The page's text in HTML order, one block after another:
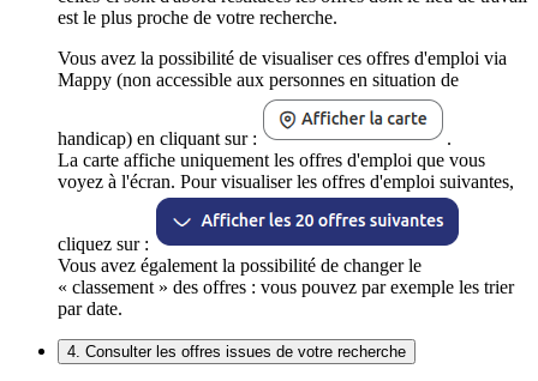
est le plus proche de votre recherche.
Vous avez la possibilité de visualiser ces offres d'emploi via
Mappy (non accessible aux personnes en situation de
handicap) en cliquant sur :
.
La carte affiche uniquement les offres d'emploi que vous
voyez à l'écran. Pour visualiser les offres d'emploi suivantes,
cliquez sur :
Vous avez également la possibilité de changer le
« classement » des offres : vous pouvez par exemple les trier
par date.
4. Consulter les offres issues de votre recherche